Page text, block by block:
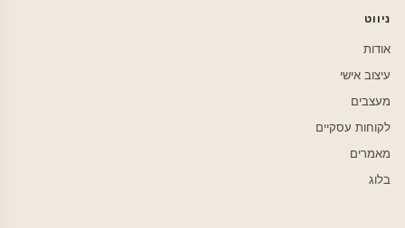
ניווט
אודות
עיצוב אישי
מעצבים
לקוחות עסקיים
מאמרים
בלוג